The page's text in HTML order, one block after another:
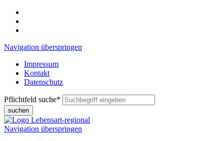
Navigation überspringen
Impressum
Kontakt
Datenschutz
Pflichtfeld suche*
suchen
Navigation überspringen